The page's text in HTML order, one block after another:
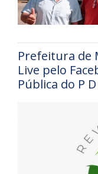
Prefeitura de
Live pelo
Pública do P